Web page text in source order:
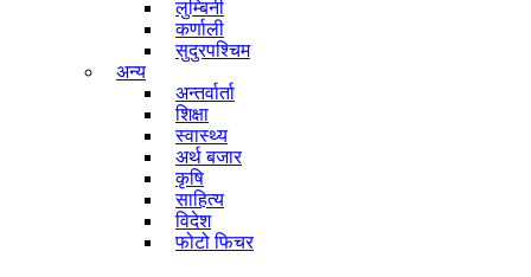
लुम्बिनी
कर्णाली
सुदुरपश्चिम
अन्य
अन्तर्वार्ता
शिक्षा
स्वास्थ्य
अर्थ बजार
कृषि
साहित्य
विदेश
फोटो फिचर